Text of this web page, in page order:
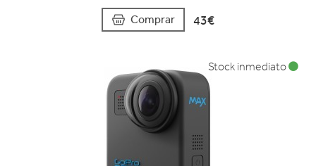
Comprar 43€
Stock inmediato